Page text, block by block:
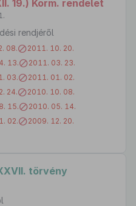
19.) Korm. rendelet
rendjéről
08.
2011. 10. 20.
13.
2011. 03. 23.
03.
2011. 01. 02.
24.
2010. 10. 08.
15.
2010. 05. 14.
02.
2009. 12. 20.
törvény